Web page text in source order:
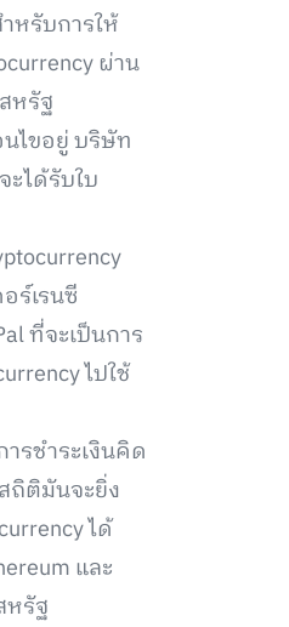
หรับการให้
ผ่าน
หรัฐ
ไขอยู่ บริษัท
ได้รับใบ
ร์เรนซี
ที่จะเป็นการ
ไปใช้
รชำระเงินคิด
ถิติมันจะยิ่ง
ได้
และ
หรัฐ